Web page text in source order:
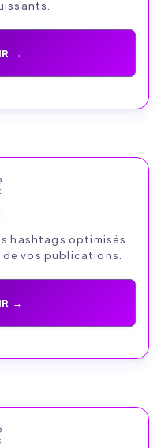
→
hashtags optimisés
vos publications.
→